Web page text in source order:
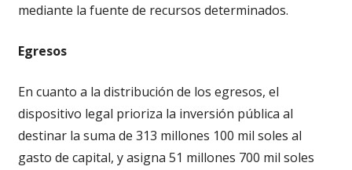
mediante la fuente de recursos determinados.
Egresos
En cuanto a la distribución de los egresos, el
dispositivo legal prioriza la inversión pública al
destinar la suma de 313 millones 100 mil soles al
gasto de capital, y asigna 51 millones 700 mil soles